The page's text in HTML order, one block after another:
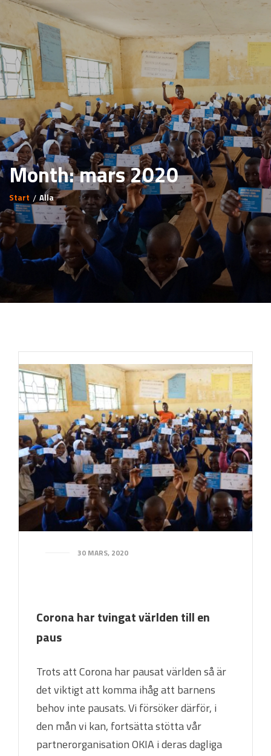
Month: mars 2020
Start Alla
30 MARS, 2020
Corona har tvingat världen till en
paus
Trots att Corona har pausat världen så är
det viktigt att komma ihåg att barnens
behov inte pausats. Vi försöker därför, i
den mån vi kan, fortsätta stötta vår
partnerorganisation OKIA i deras dagliga